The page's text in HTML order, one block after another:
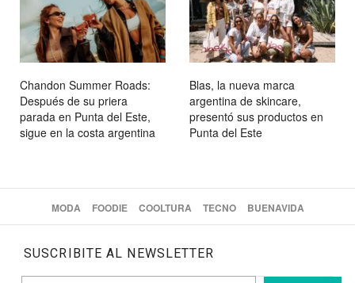
Chandon Summer Roads:
Después de su priera
parada en Punta del Este,
sigue en la costa argentina
Blas, la nueva marca
argentina de skincare,
presentó sus productos en
Punta del Este
MODA FOODIE COOLTURA TECNO BUENAVIDA
SUSCRIBITE AL NEWSLETTER